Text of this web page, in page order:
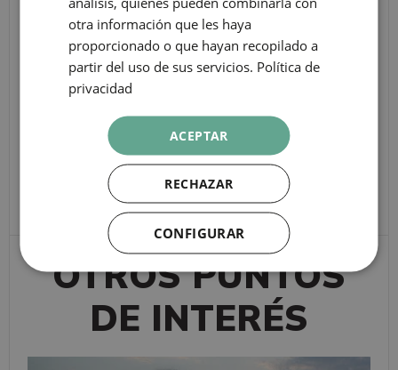
L1: Arc de Triomf
TAGS
Cultura
Subcultura
GALERÍA MAXÓ
OTROS PUNTOS
DE INTERÉS
ITALIAN
otra información que les haya
proporcionado o que hayan recopilado a
partir del uso de sus servicios. Política de
privacidad
ACEPTAR
RECHAZAR
CONFIGURAR